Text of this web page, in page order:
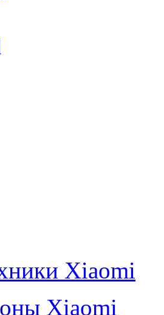
Xiaomi
Xiaomi